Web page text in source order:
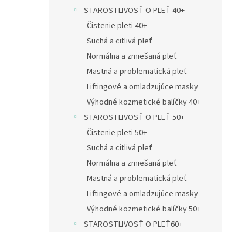
STAROSTLIVOSŤ O PLEŤ 40+
Čistenie pleti 40+
Suchá a citlivá pleť
Normálna a zmiešaná pleť
Mastná a problematická pleť
Liftingové a omladzujúce masky
Výhodné kozmetické balíčky 40+
STAROSTLIVOSŤ O PLEŤ 50+
Čistenie pleti 50+
Suchá a citlivá pleť
Normálna a zmiešaná pleť
Mastná a problematická pleť
Liftingové a omladzujúce masky
Výhodné kozmetické balíčky 50+
STAROSTLIVOSŤ O PLEŤ60+